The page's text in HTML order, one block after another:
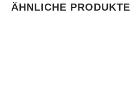
ÄHNLICHE PRODUKTE